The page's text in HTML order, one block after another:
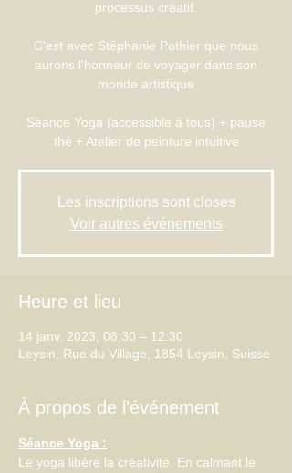
processus créatif.
C'est avec Stéphanie Pothier que nous
aurons l'honneur de voyager dans son
monde artistique
Séance Yoga (accessible à tous) + pause
thé + Atelier de peinture intuitive
Les inscriptions sont closes
Voir autres événements
Heure et lieu
14 janv. 2023, 08:30 – 12:30
Leysin, Rue du Village, 1854 Leysin, Suisse
À propos de l'événement
Séance Yoga :
Le yoga libère la créativité. En calmant le